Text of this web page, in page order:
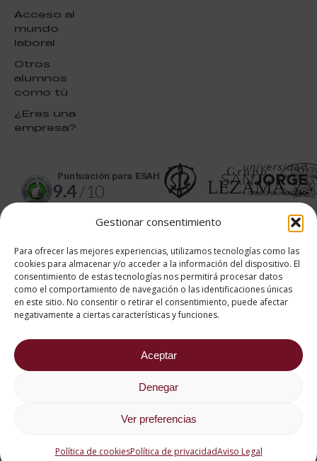
Gestionar consentimiento
Para ofrecer las mejores experiencias, utilizamos tecnologías como las
cookies para almacenar y/o acceder a la información del dispositivo. El
consentimiento de estas tecnologías nos permitirá procesar datos
como el comportamiento de navegación o las identificaciones únicas
en este sitio. No consentir o retirar el consentimiento, puede afectar
negativamente a ciertas características y funciones.
Aceptar
Denegar
Ver preferencias
Política de cookiesPolítica de privacidadAviso Legal
Acceso al
mundo
laboral
Otros
alumnos
como tú
¿Eres una
empresa?
puntuación para ESAH
9.4/10
Valoraciones soportado por
eKomi
2026 ® Estudios Superiores
Abiertos de Hostelería
682 734 562
Aviso Legal
Política de cookies
Política de privacidad